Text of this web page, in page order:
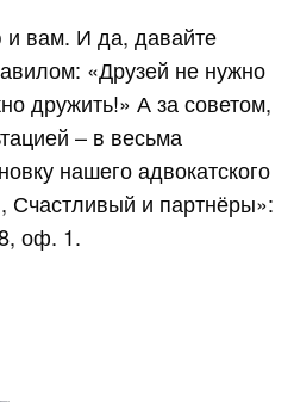
и вам. И да, давайте
«Друзей не нужно
дружить!» А за советом,
– в весьма
нашего адвокатского
Счастливый и партнёры»:
оф. 1.